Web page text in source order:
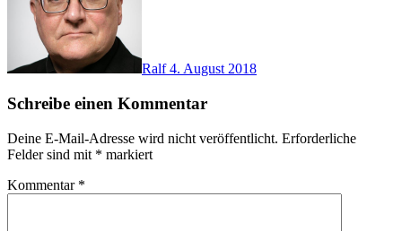
Ralf4. August 2018
Schreibe einen Kommentar
Deine E-Mail-Adresse wird nicht veröffentlicht. Erforderliche
Felder sind mit * markiert
Kommentar *